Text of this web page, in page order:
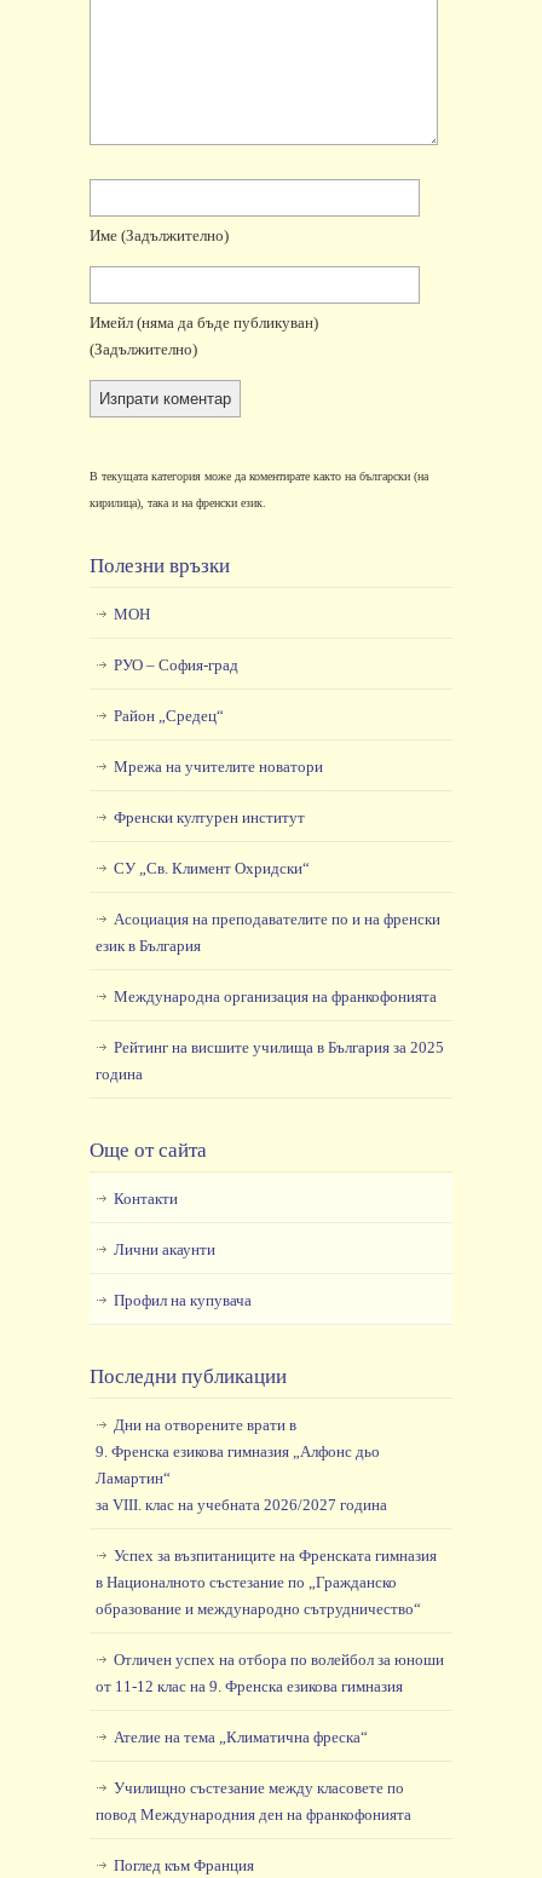
Име (задължително)
Имейл (няма да бъде публикуван)
(задължително)
В текущата категория може да коментирате както на български (на
кирилица), така и на френски език.
Полезни връзки
МОН
РУО – София-град
Район „Средец“
Мрежа на учителите новатори
Френски културен институт
СУ „Св. Климент Охридски“
Асоциация на преподавателите по и на френски
език в България
Международна организация на франкофонията
Рейтинг на висшите училища в България за 2025
година
Още от сайта
Контакти
Лични акаунти
Профил на купувача
Последни публикации
Дни на отворените врати в
9. Френска езикова гимназия „Алфонс дьо
Ламартин“
за VIII. клас на учебната 2026/2027 година
Успех за възпитаниците на Френската гимназия
в Националното състезание по „Гражданско
образование и международно сътрудничество“
Отличен успех на отбора по волейбол за юноши
от 11-12 клас на 9. Френска езикова гимназия
Ателие на тема „Климатична фреска“
Училищно състезание между класовете по
повод Международния ден на франкофонията
Поглед към Франция